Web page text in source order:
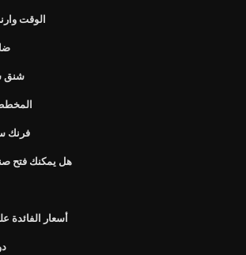
الوقت
شنق
فرنك
هل يمكنك فتح
أسعار الفائدة
2